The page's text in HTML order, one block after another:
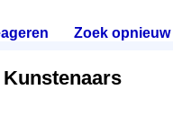
Zoek opnieuw.